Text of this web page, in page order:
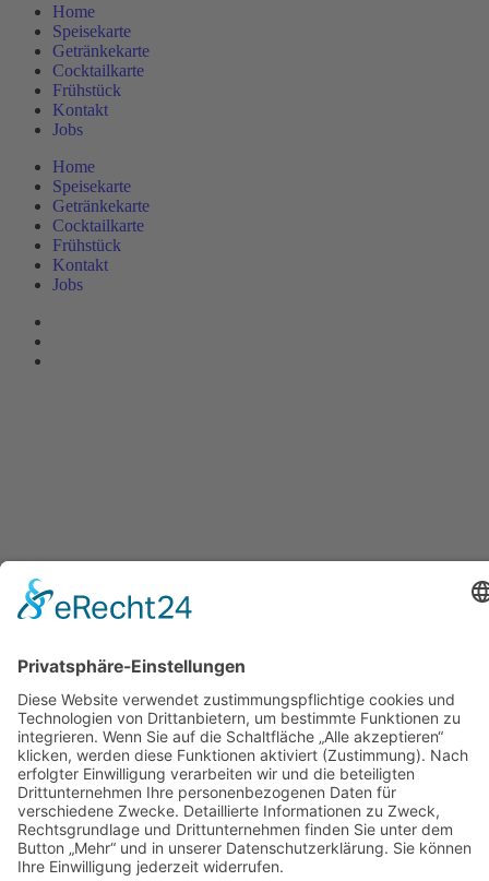
Home
Speisekarte
Getränkekarte
Cocktailkarte
Frühstück
Kontakt
Jobs
Home
Speisekarte
Getränkekarte
Cocktailkarte
Frühstück
Kontakt
Jobs